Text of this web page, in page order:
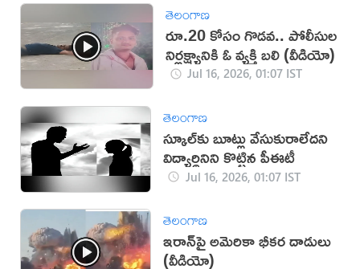
తెలంగాణ
రూ.20 కోసం గొడవ.. పోలీసుల
నిర్లక్ష్యానికి ఓ వ్యక్తి బలి (వీడియో)
Jul 16, 2026, 01:07 IST
తెలంగాణ
స్కూల్‌కు బూట్లు వేసుకురాలేదని
విద్యార్థినిని కొట్టిన పీఈటీ
Jul 16, 2026, 01:07 IST
తెలంగాణ
ఇరాన్‌పై అమెరికా భీకర దాడులు
(వీడియో)